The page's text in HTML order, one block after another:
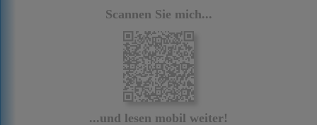
Scannen Sie mich...
...und lesen mobil weiter!